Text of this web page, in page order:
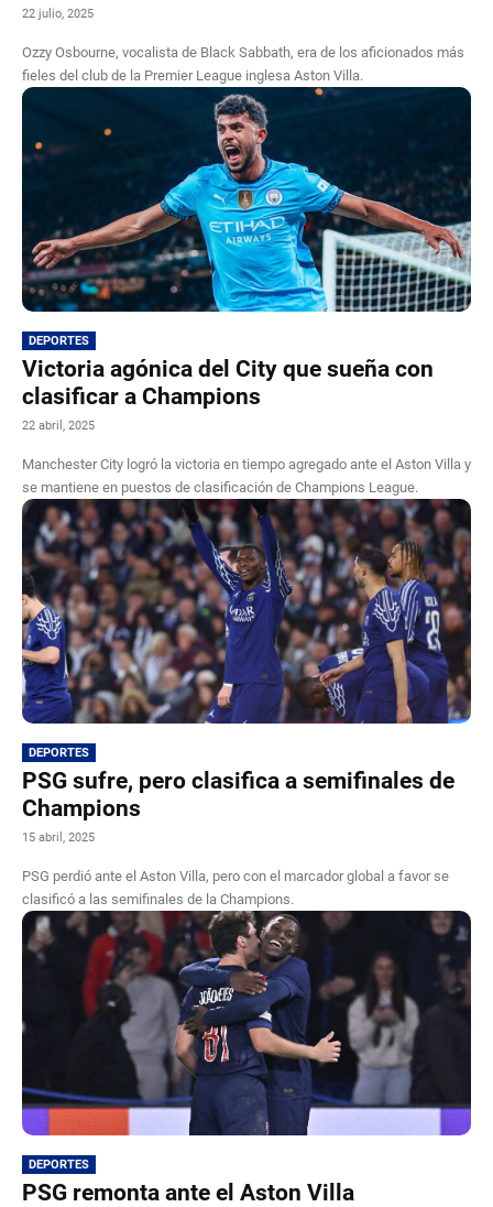
22 julio, 2025
Ozzy Osbourne, vocalista de Black Sabbath, era de los aficionados más
fieles del club de la Premier League inglesa Aston Villa.
DEPORTES
Victoria agónica del City que sueña con
clasificar a Champions
22 abril, 2025
Manchester City logró la victoria en tiempo agregado ante el Aston Villa y
se mantiene en puestos de clasificación de Champions League.
DEPORTES
PSG sufre, pero clasifica a semifinales de
Champions
15 abril, 2025
PSG perdió ante el Aston Villa, pero con el marcador global a favor se
clasificó a las semifinales de la Champions.
DEPORTES
PSG remonta ante el Aston Villa